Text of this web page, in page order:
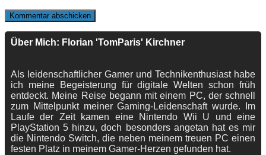
Über Mich: Florian 'TomParis' Kirchner
Als leidenschaftlicher Gamer und Technikenthusiast habe
ich meine Begeisterung für digitale Welten schon früh
entdeckt. Meine Reise begann mit einem PC, der schnell
zum Mittelpunkt meiner Gaming-Leidenschaft wurde. Im
Laufe der Zeit kamen eine Nintendo Wii U und eine
PlayStation 5 hinzu, doch besonders angetan hat es mir
die Nintendo Switch, die neben meinem treuen PC einen
festen Platz in meinem Gamer-Herzen gefunden hat.